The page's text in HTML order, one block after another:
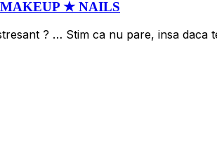
★ NAILS
? … Stim ca nu pare, insa